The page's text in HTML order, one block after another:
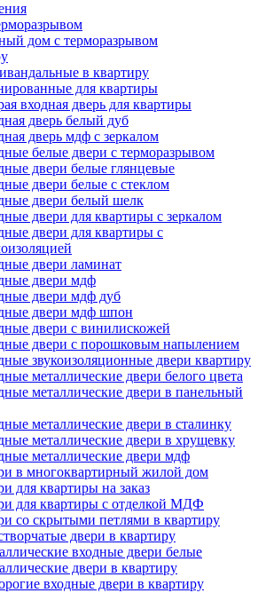
дом с терморазрывом
в квартиру
для квартиры
входная дверь для квартиры
дверь белый дуб
дверь мдф с зеркалом
белые двери с терморазрывом
двери белые глянцевые
двери белые с стеклом
двери белый шелк
двери для квартиры с зеркалом
двери для квартиры с
двери ламинат
двери мдф
двери мдф дуб
двери мдф шпон
двери с винилискожей
двери с порошковым напылением
звукоизоляционные двери квартиру
металлические двери белого цвета
металлические двери в панельный
металлические двери в сталинку
металлические двери в хрущевку
металлические двери мдф
в многоквартирный жилой дом
для квартиры на заказ
для квартиры с отделкой МДФ
со скрытыми петлями в квартиру
двери в квартиру
входные двери белые
двери в квартиру
входные двери в квартиру